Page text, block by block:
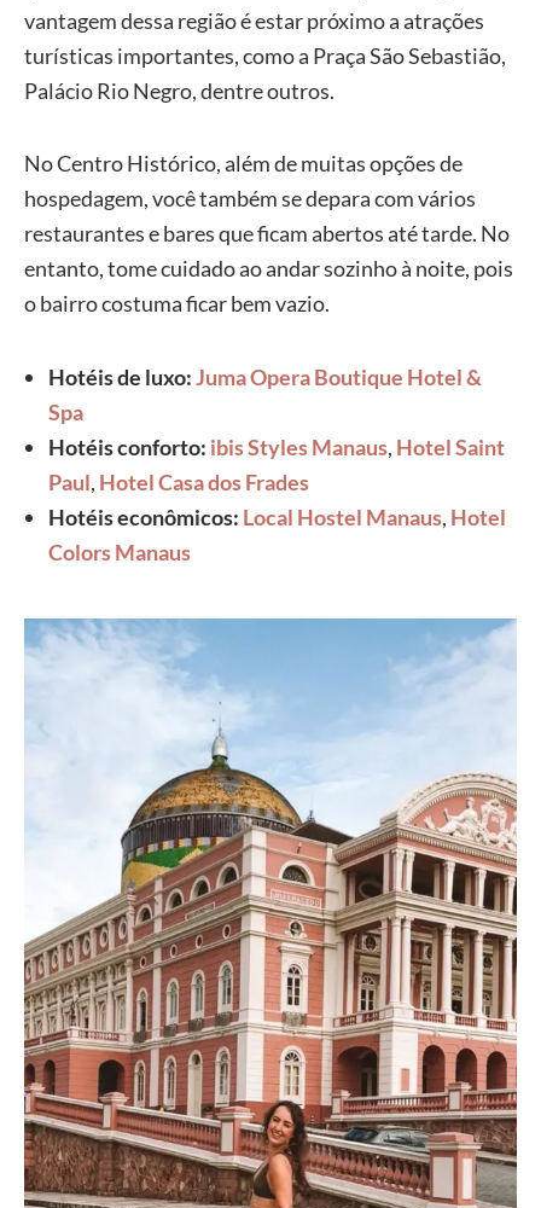
vantagem dessa região é estar próximo a atrações
turísticas importantes, como a Praça São Sebastião,
Palácio Rio Negro, dentre outros.
No Centro Histórico, além de muitas opções de
hospedagem, você também se depara com vários
restaurantes e bares que ficam abertos até tarde. No
entanto, tome cuidado ao andar sozinho à noite, pois
o bairro costuma ficar bem vazio.
Hotéis de luxo:Juma Opera Boutique Hotel &
Spa
Hotéis conforto: ibis Styles Manaus, Hotel Saint
Paul, Hotel Casa dos Frades
Hotéis econômicos: Local Hostel Manaus, Hotel
Colors Manaus